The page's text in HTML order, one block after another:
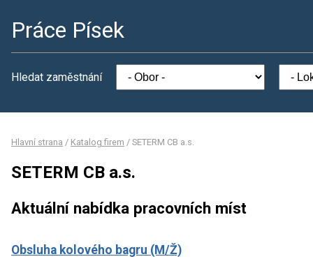
Práce Písek
Hledat zaměstnání
Hlavní strana / Katalog firem / SETERM CB a.s.
SETERM CB a.s.
Aktuální nabídka pracovních míst
Obsluha kolového bagru (M/Ž)